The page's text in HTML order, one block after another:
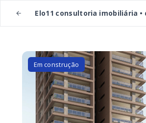
Elo11 consultoria imobiliária •
Em construção